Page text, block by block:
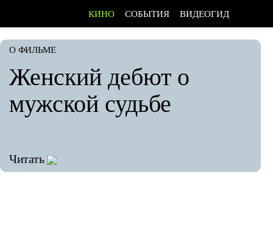
КИНО СОБЫТИЯ ВИДЕОГИД
О ФИЛЬМЕ
Женский дебют о
мужской судьбе
Читать